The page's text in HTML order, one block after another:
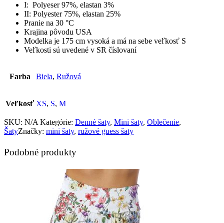
I: Polyeser 97%, elastan 3%
II: Polyester 75%, elastan 25%
Pranie na 30 °C
Krajina pôvodu USA
Modelka je 175 cm vysoká a má na sebe veľkosť S
Veľkosti sú uvedené v SR číslovaní
Farba Biela, Ružová
Veľkosť XS, S, M
SKU: N/A Kategórie: Denné šaty, Mini šaty, Oblečenie,
ŠatyZnačky: mini šaty, ružové guess šaty
Podobné produkty